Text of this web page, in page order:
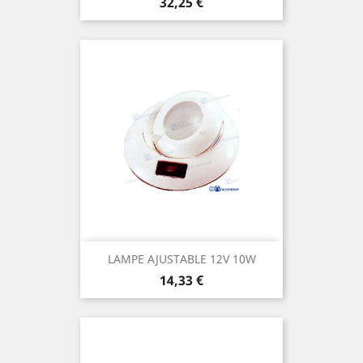
LAMPE AJUSTABLE 12V 10W
Prix
14,33 €